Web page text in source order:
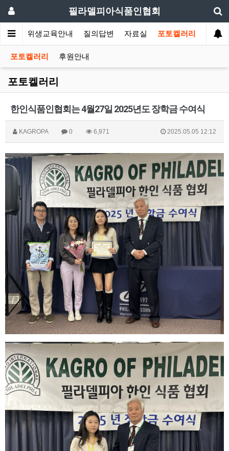
필라델피아식품인협회
식 위생교육안내 질의답변 자료실 포토켈러리
포토켈러리 후원안내
포토켈러리
한인식품인협회는 4월27일 2025년도 장학금 수여식
KAGROPA 0 6,971 2025.05.05 12:12